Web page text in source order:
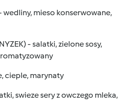
wedliny, mieso konserwowane,
- salatki, zielone sosy,
cieple, marynaty
swieze sery z owczego mleka,